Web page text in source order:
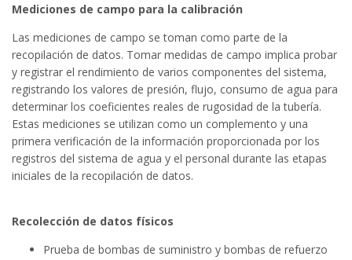
Mediciones de campo para la calibración
Las mediciones de campo se toman como parte de la
recopilación de datos. Tomar medidas de campo implica probar
y registrar el rendimiento de varios componentes del sistema,
registrando los valores de presión, flujo, consumo de agua para
determinar los coeficientes reales de rugosidad de la tubería.
Estas mediciones se utilizan como un complemento y una
primera verificación de la información proporcionada por los
registros del sistema de agua y el personal durante las etapas
iniciales de la recopilación de datos.
Recolección de datos físicos
Prueba de bombas de suministro y bombas de refuerzo